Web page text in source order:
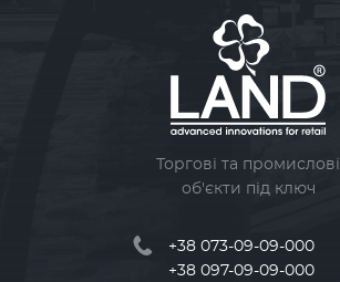
Торгові та промислові
об'єкти під ключ
+38 073-09-09-000
+38 097-09-09-000